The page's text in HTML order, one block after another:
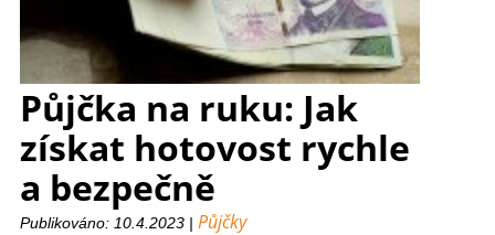
Půjčka na ruku: Jak
získat hotovost rychle
a bezpečně
Publikováno: 10.4.2023 | Půjčky